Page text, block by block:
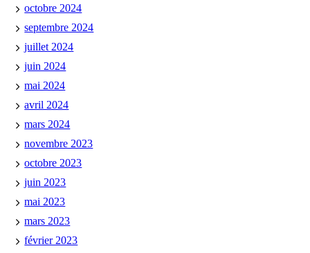
octobre 2024
septembre 2024
juillet 2024
juin 2024
mai 2024
avril 2024
mars 2024
novembre 2023
octobre 2023
juin 2023
mai 2023
mars 2023
février 2023